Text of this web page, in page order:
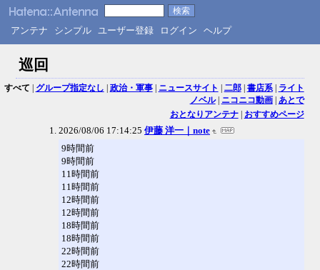
アンテナ シンプル ユーザー登録 ログイン ヘルプ
巡回
すべて | グループ指定なし | 政治・軍事| ニュースサイト | 二郎| 書店系| ライト
ノベル| ニコニコ動画| あとで
おとなりアンテナ| おすすめページ
2026/08/06 17:14:25 伊藤 洋一｜note
9時間前
9時間前
11時間前
11時間前
12時間前
12時間前
18時間前
18時間前
22時間前
22時間前